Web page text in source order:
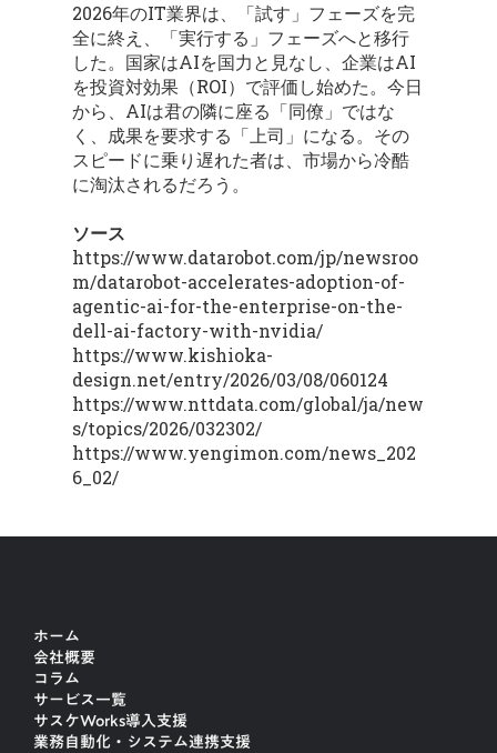
2026年のIT業界は、「試す」フェーズを完
全に終え、「実行する」フェーズへと移行
した。国家はAIを国力と見なし、企業はAI
を投資対効果（ROI）で評価し始めた。今日
から、AIは君の隣に座る「同僚」ではな
く、成果を要求する「上司」になる。その
スピードに乗り遅れた者は、市場から冷酷
に淘汰されるだろう。
ソース
https://www.datarobot.com/jp/newsroo
m/datarobot-accelerates-adoption-of-
agentic-ai-for-the-enterprise-on-the-
dell-ai-factory-with-nvidia/
https://www.kishioka-
design.net/entry/2026/03/08/060124
https://www.nttdata.com/global/ja/new
s/topics/2026/032302/
https://www.yengimon.com/news_202
6_02/
ホーム
会社概要
コラム
サービス一覧
サスケWorks導入支援
業務自動化・システム連携支援